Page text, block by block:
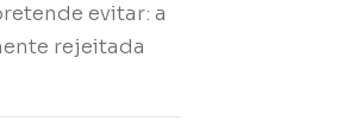
evitar: a
rejeitada